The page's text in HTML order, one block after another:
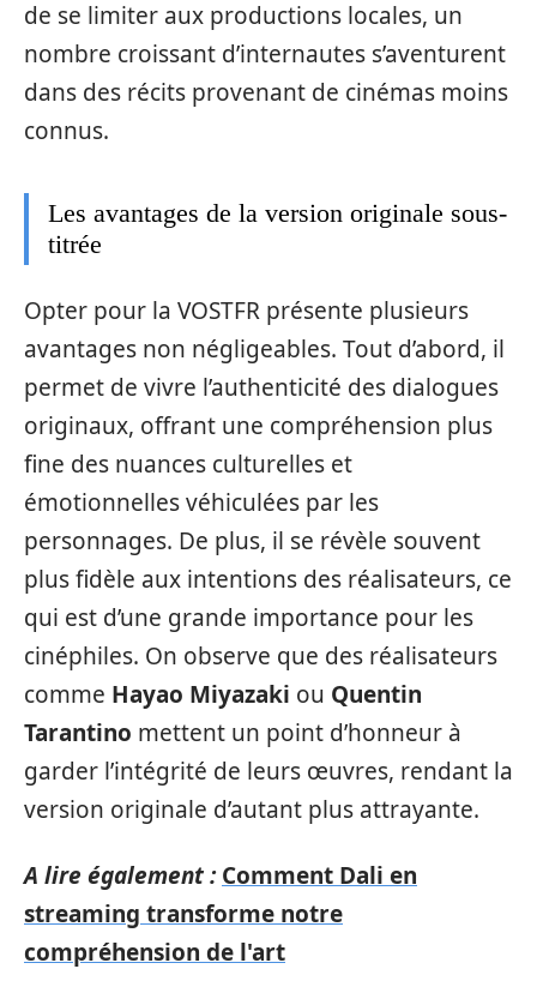
de se limiter aux productions locales, un
nombre croissant d’internautes s’aventurent
dans des récits provenant de cinémas moins
connus.
Les avantages de la version originale sous-
titrée
Opter pour la VOSTFR présente plusieurs
avantages non négligeables. Tout d’abord, il
permet de vivre l’authenticité des dialogues
originaux, offrant une compréhension plus
fine des nuances culturelles et
émotionnelles véhiculées par les
personnages. De plus, il se révèle souvent
plus fidèle aux intentions des réalisateurs, ce
qui est d’une grande importance pour les
cinéphiles. On observe que des réalisateurs
comme Hayao Miyazaki ou Quentin
Tarantino mettent un point d’honneur à
garder l’intégrité de leurs œuvres, rendant la
version originale d’autant plus attrayante.
A lire également : Comment Dali en
streaming transforme notre
compréhension de l'art